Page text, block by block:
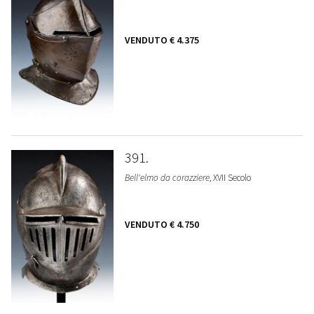
VENDUTO € 4.375
391
Bell'elmo da corazziere, XVII Secolo
VENDUTO € 4.750